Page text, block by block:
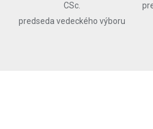
CSc.
predseda vedeckého výboru